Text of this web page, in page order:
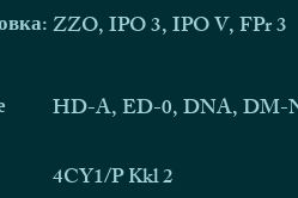
ZZO, IPO 3, IPO V, FPr 3
HD-A, ED-0, DNA, DM-
4CY1/P Kkl 2